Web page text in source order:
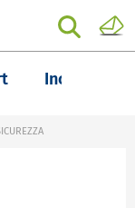
Inchieste